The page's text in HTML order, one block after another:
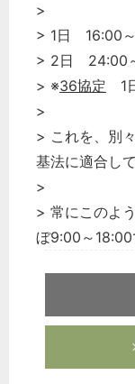
>
> 1日 16:00
> 2日 24:00
> ※36協定 1
>
> これを、別
基法に適合し
>
> 常にこのよ
ぼ9:00～18:00